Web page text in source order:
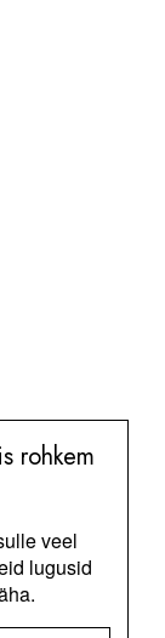
rohkem
veel
lugusid